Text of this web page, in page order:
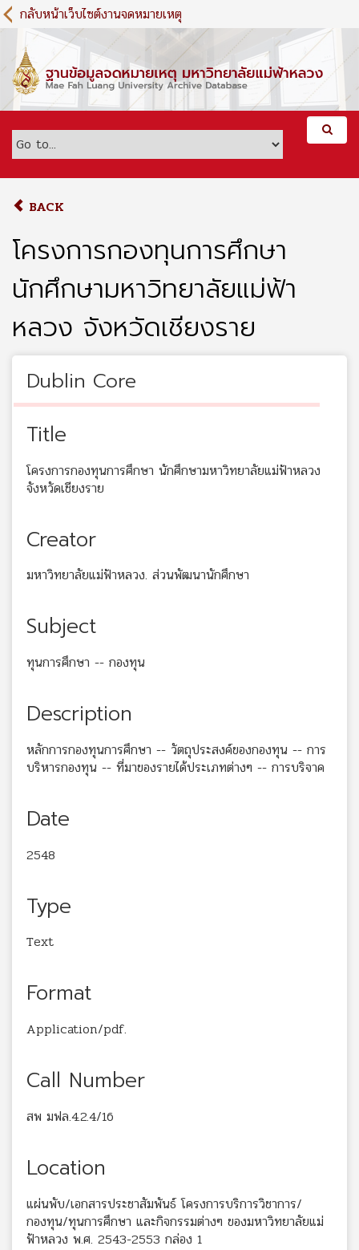
S
k
m
c
กลับหน้าเว็บไซต์งานจดหมายเหตุ
BACK
โครงการกองทุนการศึกษา
นักศึกษามหาวิทยาลัยแม่ฟ้า
หลวง จังหวัดเชียงราย
Dublin Core
Title
โครงการกองทุนการศึกษา นักศึกษามหาวิทยาลัยแม่ฟ้าหลวง
จังหวัดเชียงราย
Creator
มหาวิทยาลัยแม่ฟ้าหลวง. ส่วนพัฒนานักศึกษา
Subject
ทุนการศึกษา -- กองทุน
Description
หลักการกองทุนการศึกษา -- วัตถุประสงค์ของกองทุน -- การ
บริหารกองทุน -- ที่มาของรายได้ประเภทต่างๆ -- การบริจาค
Date
2548
Type
Text
Format
Application/pdf.
Call Number
สพ มฟล.4.2.4/16
Location
แผ่นพับ/เอกสารประชาสัมพันธ์ โครงการบริการวิชาการ/
กองทุน/ทุนการศึกษา และกิจกรรมต่างๆ ของมหาวิทยาลัยแม่
ฟ้าหลวง พ.ศ. 2543-2553 กล่อง 1